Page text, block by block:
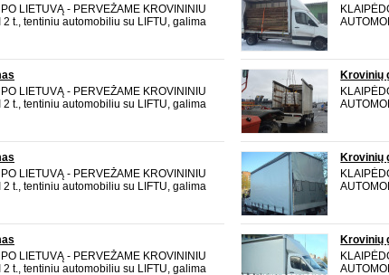
LIETUVĄ - PERVEŽAME KROVININIU
2 t., tentiniu automobiliu su LIFTU, galima
LIETUVĄ - PERVEŽAME KROVININIU
2 t., tentiniu automobiliu su LIFTU, galima
LIETUVĄ - PERVEŽAME KROVININIU
2 t., tentiniu automobiliu su LIFTU, galima
LIETUVĄ - PERVEŽAME KROVININIU
2 t., tentiniu automobiliu su LIFTU, galima
buitinę
Krovinių
buitinę
Krovinių
buitinę
Krovinių